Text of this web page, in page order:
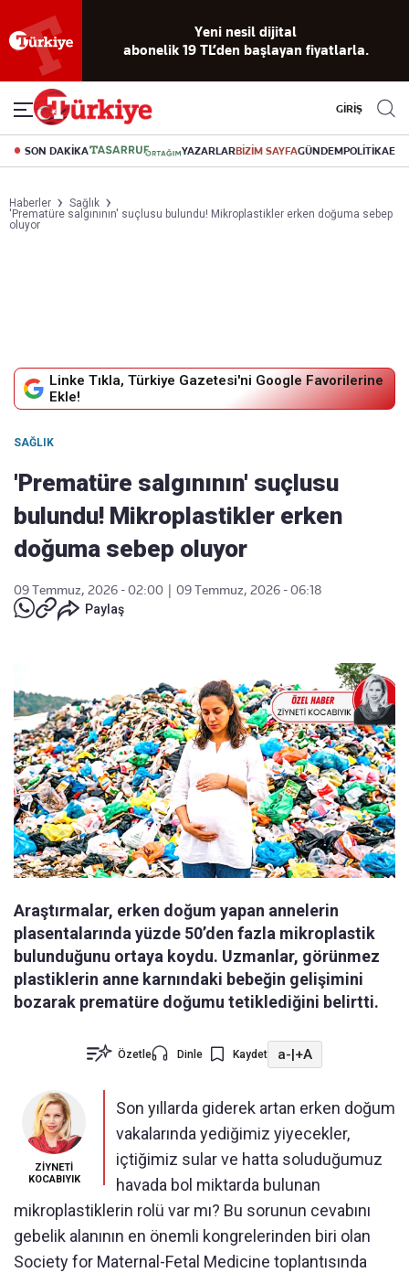
Yeni nesil dijital
abonelik 19 TL’den başlayan fiyatlarla.
GİRİŞ
SON DAKİKA YAZARLARBİZİM SAYFAGÜNDEMPOLİTİKA
Haberler
Sağlık
'Prematüre salgınının' suçlusu bulundu! Mikroplastikler erken doğuma sebep
oluyor
Linke Tıkla, Türkiye Gazetesi'ni Google Favorilerine
Ekle!
SAĞLIK
'Prematüre salgınının' suçlusu
bulundu! Mikroplastikler erken
doğuma sebep oluyor
09 Temmuz, 2026 - 02:00
09 Temmuz, 2026 - 06:18
Paylaş
Araştırmalar, erken doğum yapan annelerin
plasentalarında yüzde 50’den fazla mikroplastik
bulunduğunu ortaya koydu. Uzmanlar, görünmez
plastiklerin anne karnındaki bebeğin gelişimini
bozarak prematüre doğumu tetiklediğini belirtti.
Özetle Dinle Kaydet a-|+A
ZİYNETİ
KOCABIYIK
Son yıllarda giderek artan erken doğum
vakalarında yediğimiz yiyecekler,
içtiğimiz sular ve hatta soluduğumuz
havada bol miktarda bulunan
mikroplastiklerin rolü var mı? Bu sorunun cevabını
gebelik alanının en önemli kongrelerinden biri olan
Society for Maternal-Fetal Medicine toplantısında